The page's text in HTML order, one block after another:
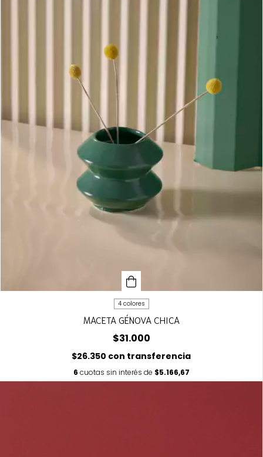
4 colores
MACETA GÉNOVA CHICA
$31.000
$26.350 con transferencia
6 cuotas sin interés de $5.166,67